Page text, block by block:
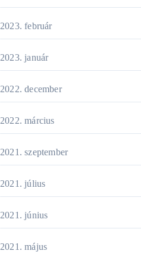
2023. február
2023. január
2022. december
2022. március
2021. szeptember
2021. július
2021. június
2021. május